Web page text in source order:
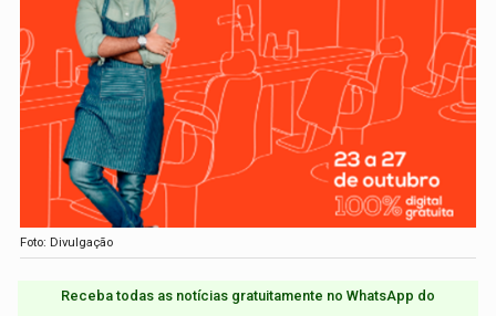
Foto: Divulgação
Receba todas as notícias gratuitamente no WhatsApp do